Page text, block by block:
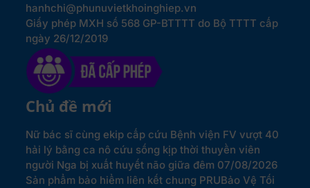
hanhchi@phunuvietkhoinghiep.vn
Giấy phép MXH số 568 GP-BTTTT do Bộ TTTT cấp
ngày 26/12/2019
Chủ đề mới
Nữ bác sĩ cùng ekip cấp cứu Bệnh viện FV vượt 40
hải lý bằng ca nô cứu sống kịp thời thuyền viên
người Nga bị xuất huyết não giữa đêm 07/08/2026
Sản phẩm bảo hiểm liên kết chung PRUBảo Vệ Tối